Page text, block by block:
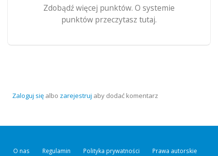
Zdobądź więcej punktów. O systemie
punktów przeczytasz tutaj.
Zaloguj się albo zarejestruj aby dodać komentarz
O nas Regulamin Polityka prywatności Prawa autorskie